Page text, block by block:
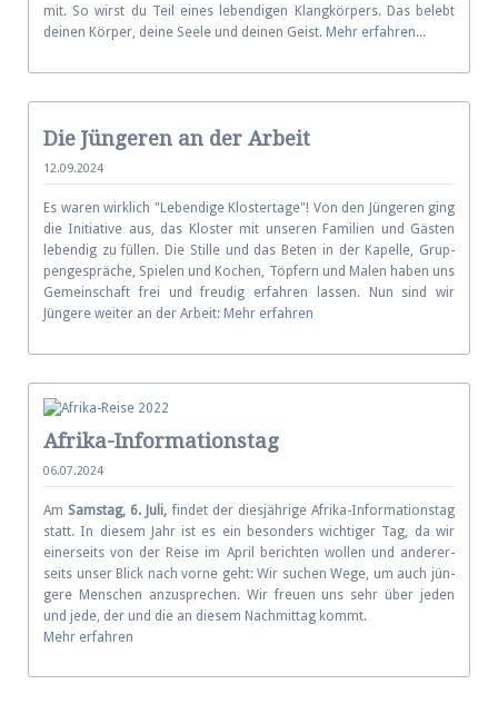
mit. So wirst du Teil eines lebendigen Klangkörpers. Das belebt
deinen Körper, deine Seele und deinen Geist. Mehr erfahren...
Die Jüngeren an der Arbeit
12.09.2024
Es waren wirklich "Lebendige Klostertage"! Von den Jüngeren ging
die Ini­tia­tive aus, das Kloster mit unse­ren Fami­lien und Gästen
leben­dig zu füllen. Die Stille und das Beten in der Kapelle, Grup­
pen­gesprä­che, Spielen und Kochen, Töpfern und Malen haben uns
Ge­mein­schaft frei und freudig er­fahren lassen. Nun sind wir
Jüngere weiter an der Arbeit: Mehr erfahren
Afrika-Informationstag
06.07.2024
Am Samstag, 6. Juli,findet der dies­jäh­rige Afrika-Informations­tag
statt. In diesem Jahr ist es ein be­son­ders wich­tiger Tag, da wir
einer­seits von der Reise im April be­rich­ten wollen und an­der­er­
seits unser Blick nach vorne geht: Wir suchen Wege, um auch jün­
gere Men­schen an­zu­spre­chen. Wir freuen uns sehr über jeden
und jede, der und die an diesem Nach­mit­tag kommt.
Mehr erfahren